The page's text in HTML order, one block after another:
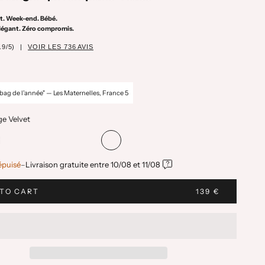
Week-end. Bébé.
Zéro compromis.
5) | VOIR LES 736 AVIS
de l'année" — Les Maternelles, France 5
Velvet
leopard Sage VelvetSage VelvetSage Velvet
–Livraison gratuite entre10/08 et11/08
CART 139 €